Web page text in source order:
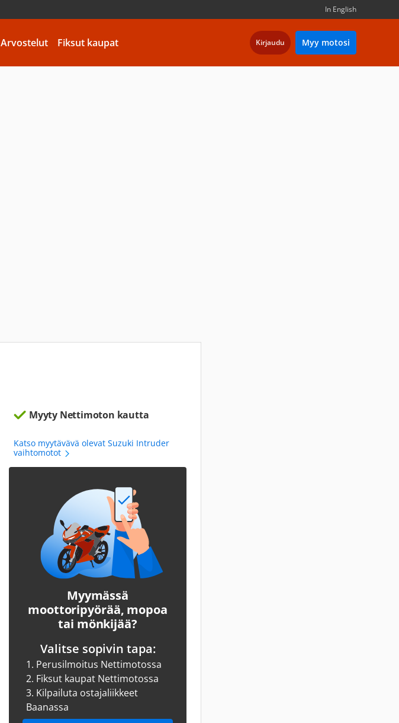
In English
Arvostelut Fiksut kaupat Kirjaudu Myy motosi
Myyty Nettimoton kautta
Katso myytävävä olevat Suzuki Intruder
vaihtomotot
Myymässä
moottoripyörää, mopoa
tai mönkijää?
Valitse sopivin tapa:
1. Perusilmoitus Nettimotossa
2. Fiksut kaupat Nettimotossa
3. Kilpailuta ostajaliikkeet
Baanassa